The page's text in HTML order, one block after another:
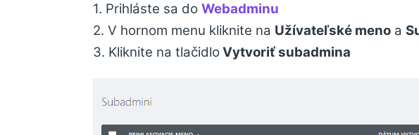
1. Prihláste sa do Webadminu
2. V hornom menu kliknite na Užívateľské meno a
3. Kliknite na tlačidloVytvoriť subadmina